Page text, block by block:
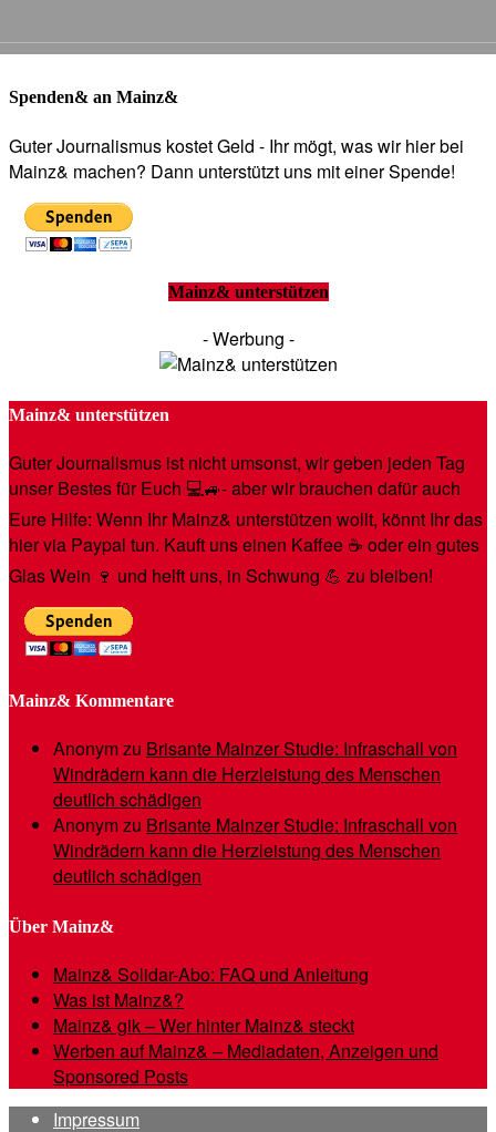
Spenden& an Mainz&
Guter Journalismus kostet Geld - Ihr mögt, was wir hier bei
Mainz& machen? Dann unterstützt uns mit einer Spende!
Mainz& unterstützen
- Werbung -
Mainz& unterstützen
Guter Journalismus ist nicht umsonst, wir geben jeden Tag
unser Bestes für Euch 💻🚙- aber wir brauchen dafür auch
Eure Hilfe: Wenn Ihr Mainz& unterstützen wollt, könnt Ihr das
hier via Paypal tun. Kauft uns einen Kaffee ☕️ oder ein gutes
Glas Wein 🍷 und helft uns, in Schwung 💪 zu bleiben!
Mainz& Kommentare
Anonymzu Brisante Mainzer Studie: Infraschall von
Windrädern kann die Herzleistung des Menschen
deutlich schädigen
Anonymzu Brisante Mainzer Studie: Infraschall von
Windrädern kann die Herzleistung des Menschen
deutlich schädigen
Über Mainz&
Mainz& Solidar-Abo: FAQ und Anleitung
Was ist Mainz&?
Mainz& gik – Wer hinter Mainz& steckt
Werben auf Mainz& – Mediadaten, Anzeigen und
Sponsored Posts
Impressum